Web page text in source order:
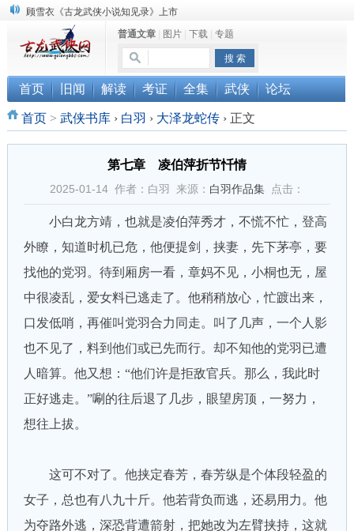
顾雪衣《古龙武侠小说知见录》上市
“武侠书库”查缺补漏活动圆满结束
《古龙小说原貌探究》修订版已上市
普通文章| 图片| 下载| 专题
首页 旧闻 解读 考证 全集 武侠 论坛
首页> 武侠书库 › 白羽 › 大泽龙蛇传 ›正文
第七章 凌伯萍折节忏情
2025-01-14 作者：白羽 来源： 白羽作品集点击：
小白龙方靖，也就是凌伯萍秀才，不慌不忙，登高
外瞭，知道时机已危，他便提剑，挟妻，先下茅亭，要
找他的党羽。待到厢房一看，章妈不见，小桐也无，屋
中很凌乱，爱女料已逃走了。他稍稍放心，忙踱出来，
口发低哨，再催叫党羽合力同走。叫了几声，一个人影
也不见了，料到他们或已先而行。却不知他的党羽已遭
人暗算。他又想：“他们许是拒敌官兵。那么，我此时
正好逃走。”唰的往后退了几步，眼望房顶，一努力，
想往上拔。
这可不对了。他挟定春芳，春芳纵是个体段轻盈的
女子，总也有八九十斤。他若背负而逃，还易用力。他
为夺路外逃，深恐背遭箭射，把她改为左臂挟持，这就